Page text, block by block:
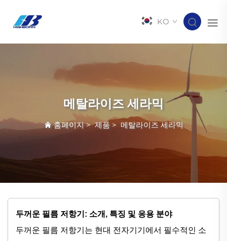
KO
메탈라이즈 세라믹
홈페이지>제품> 메탈라이즈 세라믹
두꺼운 필름 저항기: 소개, 특징 및 응용 분야
두꺼운 필름 저항기는 현대 전자기기에서 필수적인 소